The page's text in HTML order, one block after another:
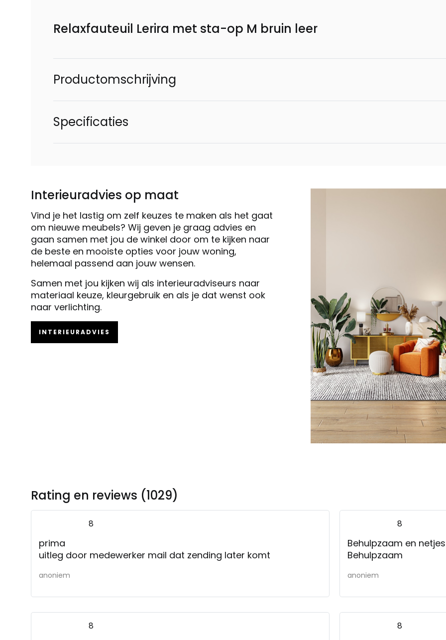
Relaxfauteuil Lerira met sta-op M bruin leer
Productomschrijving
Specificaties
Interieuradvies op maat
Vind je het lastig om zelf keuzes te maken als het gaat
om nieuwe meubels? Wij geven je graag advies en
gaan samen met jou de winkel door om te kijken naar
de beste en mooiste opties voor jouw woning,
helemaal passend aan jouw wensen.
Samen met jou kijken wij als interieuradviseurs naar
materiaal keuze, kleurgebruik en als je dat wenst ook
naar verlichting.
INTERIEURADVIES
Rating en reviews (1029)
8
prima
uitleg door medewerker mail dat zending later komt
anoniem
8
Behulpzaam en
Behulpzaam
anoniem
8 8